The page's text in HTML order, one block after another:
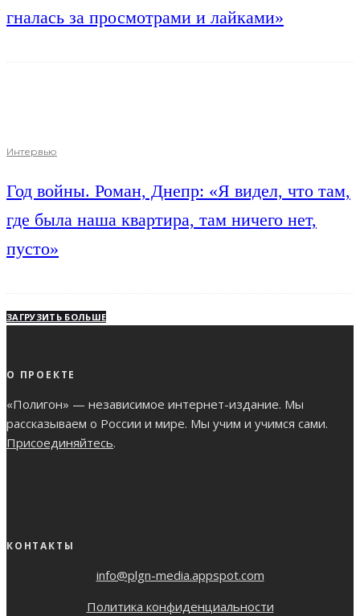
гналась за просмотрами и лайками»
Интервью
Год войны. Роман, Днепр: «Я видел, что там,
где была наша квартира, там ничего нет,
пусто»
ЗАГРУЗИТЬ БОЛЬШЕ
О ПРОЕКТЕ
«Полигон» — независимое интернет-издание. Мы
рассказываем о России и мире. Мы учим и учимся сами.
Присоединяйтесь.
КОНТАКТЫ
info@plgn-media.appspot.com
Политика конфиденциальности